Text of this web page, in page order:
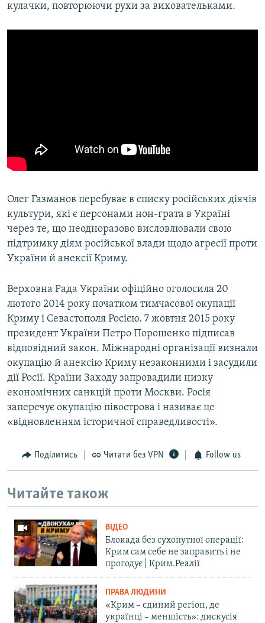
кулачки, повторюючи рухи за виховательками.
Олег Газманов перебуває в списку російських діячів
культури, які є персонами нон-грата в Україні
через те, що неодноразово висловлювали свою
підтримку діям російської влади щодо агресії проти
України й анексії Криму.
Верховна Рада України офіційно оголосила 20
лютого 2014 року початком тимчасової окупації
Криму і Севастополя Росією. 7 жовтня 2015 року
президент України Петро Порошенко підписав
відповідний закон. Міжнародні організації визнали
окупацію й анексію Криму незаконними і засудили
дії Росії. Країни Заходу запровадили низку
економічних санкцій проти Москви. Росія
заперечує окупацію півострова і називає це
«відновленням історичної справедливості».
Поділитись Читати без VPN Follow us
Читайте також
ВІДЕО
Блокада без сухопутної операції:
Крим сам себе не заправить і не
прогодує | Крим.Реалії
ПРАВА ЛЮДИНИ
«Крим – єдиний регіон, де
українці – меншість»: дискусія